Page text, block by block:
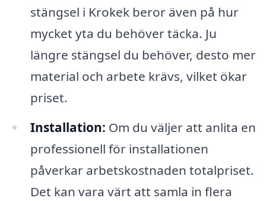
stängsel i Krokek beror även på hur
mycket yta du behöver täcka. Ju
längre stängsel du behöver, desto mer
material och arbete krävs, vilket ökar
priset.
Installation: Om du väljer att anlita en
professionell för installationen
påverkar arbetskostnaden totalpriset.
Det kan vara värt att samla in flera